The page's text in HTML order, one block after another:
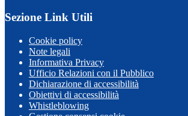
Sezione Link Utili
Cookie policy
Note legali
Informativa Privacy
Ufficio Relazioni con il Pubblico
Dichiarazione di accessibilità
Obiettivi di accessibilità
Whistleblowing